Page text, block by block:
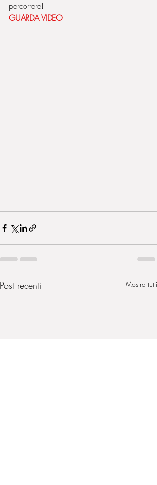
percorrere!
GUARDA VIDEO
Post recenti Mostra tutti